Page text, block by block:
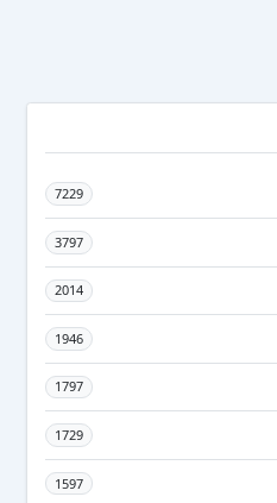
7229
3797
2014
1946
1797
1729
1597